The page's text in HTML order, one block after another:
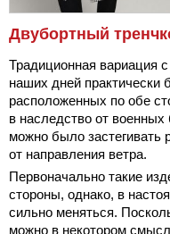
Двубортный
Традиционная вариация
наших дней практически
расположенных по обе
в наследство от
можно было застегивать
от направления ветра.
Первоначально такие
стороны, однако, в
сильно меняться.
можно в некотором